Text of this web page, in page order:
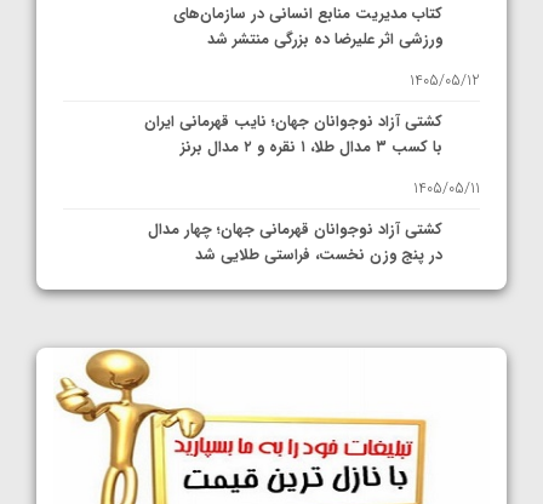
کتاب مدیریت منابع انسانی در سازمان‌های
ورزشی اثر علیرضا ده بزرگی منتشر شد
1405/05/12
کشتی آزاد نوجوانان جهان؛ نایب قهرمانی ایران
با کسب ۳ مدال طلا، ۱ نقره و ۲ مدال برنز
1405/05/11
کشتی آزاد نوجوانان قهرمانی جهان؛ چهار مدال
در پنج وزن نخست، فراستی طلایی شد
1405/05/11
کشتی آزاد نوجوانان جهان؛ رقبای نمایندگان
ایران مشخص شدند